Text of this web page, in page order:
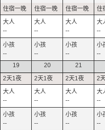
--
--
--
--
--
--
--
--
19
--
--
20
--
--
21
--
--
--
--